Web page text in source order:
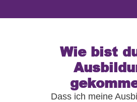
Wie bist
Dass ich meine